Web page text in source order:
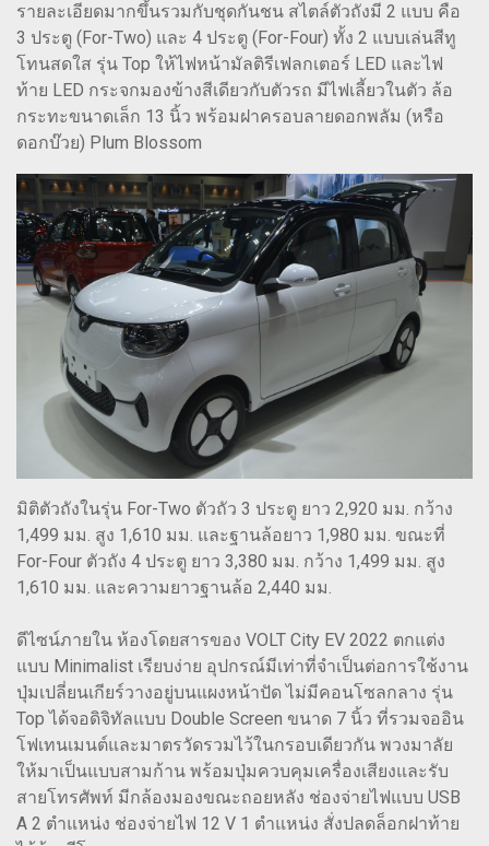
รายละเอียดมากขึ้นรวมกับชุดกันชน สไตล์ตัวถังมี 2 แบบ คือ
3 ประตู (For-Two) และ 4 ประตู (For-Four) ทั้ง 2 แบบเล่นสีทู
โทนสดใส รุ่น Top ให้ไฟหน้ามัลติรีเฟลกเตอร์ LED และไฟ
ท้าย LED กระจกมองข้างสีเดียวกับตัวรถ มีไฟเลี้ยวในตัว ล้อ
กระทะขนาดเล็ก 13 นิ้ว พร้อมฝาครอบลายดอกพลัม (หรือ
ดอกบ๊วย) Plum Blossom
มิติตัวถังในรุ่น For-Two ตัวถัว 3 ประตู ยาว 2,920 มม. กว้าง
1,499 มม. สูง 1,610 มม. และฐานล้อยาว 1,980 มม. ขณะที่
For-Four ตัวถัง 4 ประตู ยาว 3,380 มม. กว้าง 1,499 มม. สูง
1,610 มม. และความยาวฐานล้อ 2,440 มม.
ดีไซน์ภายใน ห้องโดยสารของ VOLT City EV 2022 ตกแต่ง
แบบ Minimalist เรียบง่าย อุปกรณ์มีเท่าที่จำเป็นต่อการใช้งาน
ปุ่มเปลี่ยนเกียร์วางอยู่บนแผงหน้าปัด ไม่มีคอนโซลกลาง รุ่น
Top ได้จอดิจิทัลแบบ Double Screen ขนาด 7 นิ้ว ที่รวมจออิน
โฟเทนเมนต์และมาตรวัดรวมไว้ในกรอบเดียวกัน พวงมาลัย
ให้มาเป็นแบบสามก้าน พร้อมปุ่มควบคุมเครื่องเสียงและรับ
สายโทรศัพท์ มีกล้องมองขณะถอยหลัง ช่องจ่ายไฟแบบ USB
A 2 ตำแหน่ง ช่องจ่ายไฟ 12 V 1 ตำแหน่ง สั่งปลดล็อกฝาท้าย